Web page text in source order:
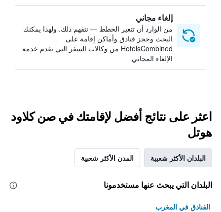
إلغاء مجاني
من الوارد أن تتغير الخطط — نتفهم ذلك. ولهذا يمكنك
البحث وحجز فنادق وأماكن إقامة على
HotelsCombined من وكالات السفر التي تقدم خدمة
الإلغاء المجاني
اعثر على نتائج أفضل لإقامتك في صن كلاود
هوتل
البلدان الأكثر شعبية المدن الأكثر شعبية
البلدان التي يبحث عنها مستخدمونا
الفنادق في المغرب